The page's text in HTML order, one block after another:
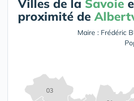
Villes de la Savoie
proximité de
Maire : Frédéric
03